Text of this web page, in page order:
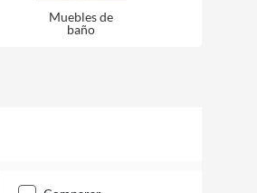
Muebles de
baño